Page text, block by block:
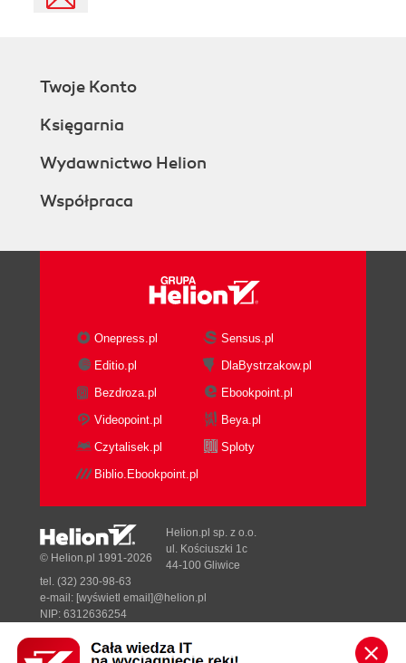
Twoje Konto
Księgarnia
Wydawnictwo Helion
Współpraca
Onepress.pl
Sensus.pl
Editio.pl
DlaBystrzakow.pl
Bezdroza.pl
Ebookpoint.pl
Videopoint.pl
Beya.pl
Czytalisek.pl
Sploty
Biblio.Ebookpoint.pl
Designed with ♥ byTonik.pl
© Helion.pl 1991-2026
Helion.pl sp. z o.o.
ul. Kościuszki 1c
44-100 Gliwice
tel. (32) 230-98-63
e-mail: [wyświetl email]@helion.pl
NIP: 6312636254